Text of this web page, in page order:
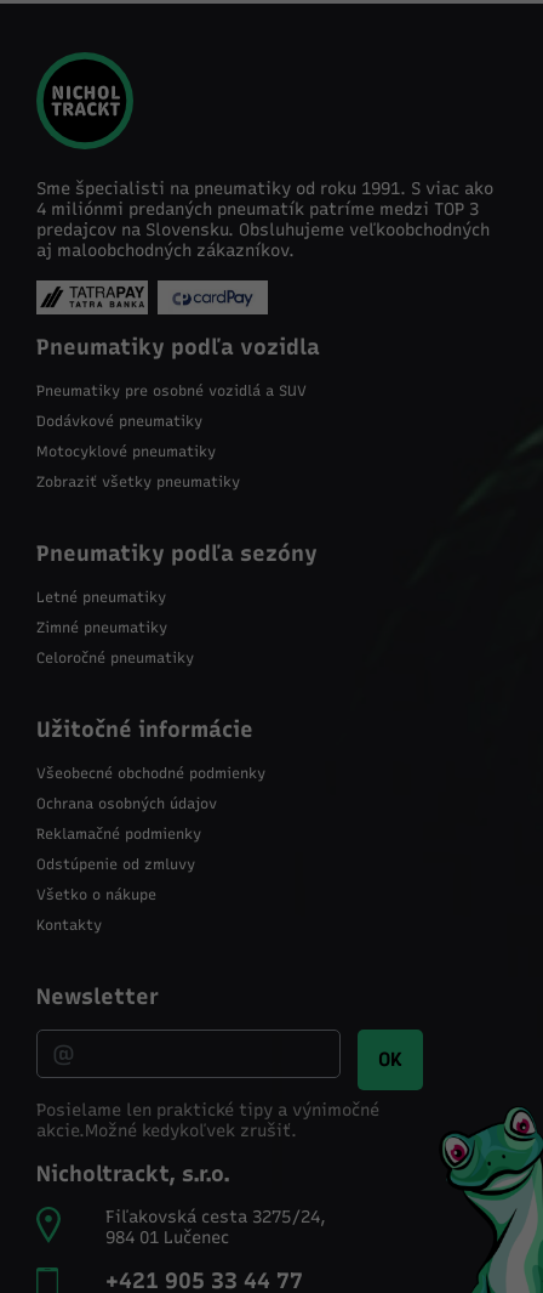
Sme špecialisti na pneumatiky od roku 1991. S viac ako
4 miliónmi predaných pneumatík patríme medzi TOP 3
predajcov na Slovensku. Obsluhujeme veľkoobchodných
aj maloobchodných zákazníkov.
Pneumatiky podľa vozidla
Pneumatiky pre osobné vozidlá a SUV
Dodávkové pneumatiky
Motocyklové pneumatiky
Zobraziť všetky pneumatiky
Pneumatiky podľa sezóny
Letné pneumatiky
Zimné pneumatiky
Celoročné pneumatiky
Užitočné informácie
Všeobecné obchodné podmienky
Ochrana osobných údajov
Reklamačné podmienky
Odstúpenie od zmluvy
Všetko o nákupe
Kontakty
Newsletter
OK
Posielame len praktické tipy a výnimočné
akcie.Možné kedykoľvek zrušiť.
Nicholtrackt, s.r.o.
Fiľakovská cesta 3275/24,
984 01 Lučenec
+421 905 33 44 77